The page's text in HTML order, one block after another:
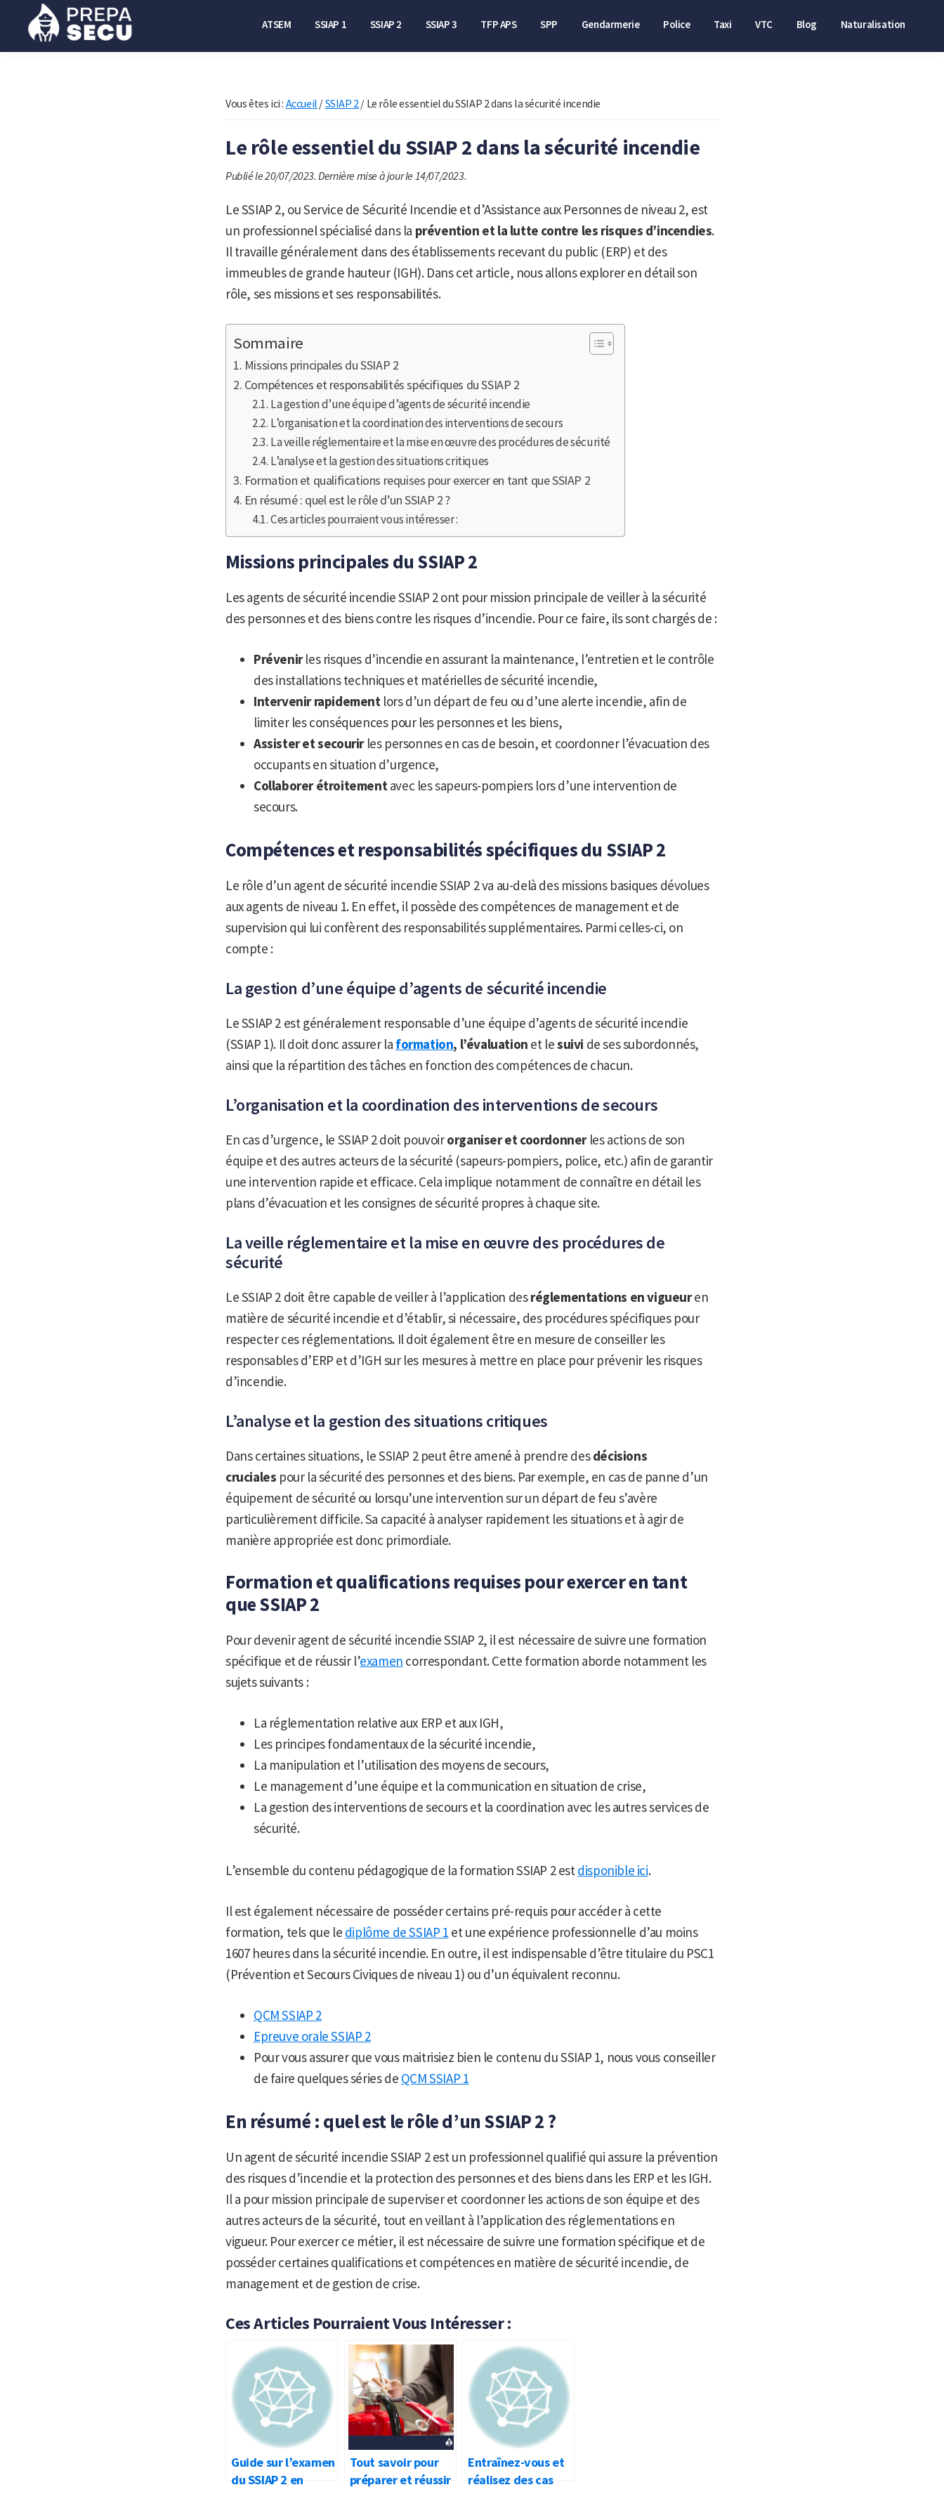
la
contenuPrepasecu
ATSEM SSIAP 1 SSIAP 2 SSIAP 3 TFP APS SPP Gendarmerie Police Taxi VTC Blog Naturalisation
Vous êtes ici : Accueil /SSIAP 2/ Le rôle essentiel du SSIAP 2 dans la sécurité incendie
Le rôle essentiel du SSIAP 2 dans la sécurité incendie
Publié le 20/07/2023. Dernière mise à jour le 14/07/2023.
Le SSIAP 2, ou Service de Sécurité Incendie et d’Assistance aux Personnes de niveau 2, est
un professionnel spécialisé dans la prévention et la lutte contre les risques d’incendies.
Il travaille généralement dans des établissements recevant du public (ERP) et des
immeubles de grande hauteur (IGH). Dans cet article, nous allons explorer en détail son
rôle, ses missions et ses responsabilités.
Sommaire
Missions principales du SSIAP 2
Compétences et responsabilités spécifiques du SSIAP 2
La gestion d’une équipe d’agents de sécurité incendie
L’organisation et la coordination des interventions de secours
La veille réglementaire et la mise en œuvre des procédures de sécurité
L’analyse et la gestion des situations critiques
Formation et qualifications requises pour exercer en tant que SSIAP 2
En résumé : quel est le rôle d’un SSIAP 2 ?
Ces articles pourraient vous intéresser :
Missions principales du SSIAP 2
Les agents de sécurité incendie SSIAP 2 ont pour mission principale de veiller à la sécurité
des personnes et des biens contre les risques d’incendie. Pour ce faire, ils sont chargés de :
Prévenirles risques d’incendie en assurant la maintenance, l’entretien et le contrôle
des installations techniques et matérielles de sécurité incendie,
Intervenir rapidementlors d’un départ de feu ou d’une alerte incendie, afin de
limiter les conséquences pour les personnes et les biens,
Assister et secourirles personnes en cas de besoin, et coordonner l’évacuation des
occupants en situation d’urgence,
Collaborer étroitementavec les sapeurs-pompiers lors d’une intervention de
secours.
Compétences et responsabilités spécifiques du SSIAP 2
Le rôle d’un agent de sécurité incendie SSIAP 2 va au-delà des missions basiques dévolues
aux agents de niveau 1. En effet, il possède des compétences de management et de
supervision qui lui confèrent des responsabilités supplémentaires. Parmi celles-ci, on
compte :
La gestion d’une équipe d’agents de sécurité incendie
Le SSIAP 2 est généralement responsable d’une équipe d’agents de sécurité incendie
(SSIAP 1). Il doit donc assurer la formation, l’évaluation et lesuivi de ses subordonnés,
ainsi que la répartition des tâches en fonction des compétences de chacun.
L’organisation et la coordination des interventions de secours
En cas d’urgence, le SSIAP 2 doit pouvoirorganiser et coordonnerles actions de son
équipe et des autres acteurs de la sécurité (sapeurs-pompiers, police, etc.) afin de garantir
une intervention rapide et efficace. Cela implique notamment de connaître en détail les
plans d’évacuation et les consignes de sécurité propres à chaque site.
La veille réglementaire et la mise en œuvre des procédures de
sécurité
Le SSIAP 2 doit être capable de veiller à l’application desréglementations en vigueuren
matière de sécurité incendie et d’établir, si nécessaire, des procédures spécifiques pour
respecter ces réglementations. Il doit également être en mesure de conseiller les
responsables d’ERP et d’IGH sur les mesures à mettre en place pour prévenir les risques
d’incendie.
L’analyse et la gestion des situations critiques
Dans certaines situations, le SSIAP 2 peut être amené à prendre desdécisions
cruciales pour la sécurité des personnes et des biens. Par exemple, en cas de panne d’un
équipement de sécurité ou lorsqu’une intervention sur un départ de feu s’avère
particulièrement difficile. Sa capacité à analyser rapidement les situations et à agir de
manière appropriée est donc primordiale.
Formation et qualifications requises pour exercer en tant
que SSIAP 2
Pour devenir agent de sécurité incendie SSIAP 2, il est nécessaire de suivre une formation
spécifique et de réussir l’examen correspondant. Cette formation aborde notamment les
sujets suivants :
La réglementation relative aux ERP et aux IGH,
Les principes fondamentaux de la sécurité incendie,
La manipulation et l’utilisation des moyens de secours,
Le management d’une équipe et la communication en situation de crise,
La gestion des interventions de secours et la coordination avec les autres services de
sécurité.
L’ensemble du contenu pédagogique de la formation SSIAP 2 estdisponible ici.
Il est également nécessaire de posséder certains pré-requis pour accéder à cette
formation, tels que le diplôme de SSIAP 1 et une expérience professionnelle d’au moins
1607 heures dans la sécurité incendie. En outre, il est indispensable d’être titulaire du PSC1
(Prévention et Secours Civiques de niveau 1) ou d’un équivalent reconnu.
QCM SSIAP 2
Epreuve orale SSIAP 2
Pour vous assurer que vous maitrisiez bien le contenu du SSIAP 1, nous vous conseiller
de faire quelques séries de QCM SSIAP 1
En résumé : quel est le rôle d’un SSIAP 2 ?
Un agent de sécurité incendie SSIAP 2 est un professionnel qualifié qui assure la prévention
des risques d’incendie et la protection des personnes et des biens dans les ERP et les IGH.
Il a pour mission principale de superviser et coordonner les actions de son équipe et des
autres acteurs de la sécurité, tout en veillant à l’application des réglementations en
vigueur. Pour exercer ce métier, il est nécessaire de suivre une formation spécifique et de
posséder certaines qualifications et compétences en matière de sécurité incendie, de
management et de gestion de crise.
Ces Articles Pourraient Vous Intéresser :
Guide sur l’examen
du SSIAP 2 en
Tout savoir pour
préparer et réussir
Entraînez-vous et
réalisez des cas